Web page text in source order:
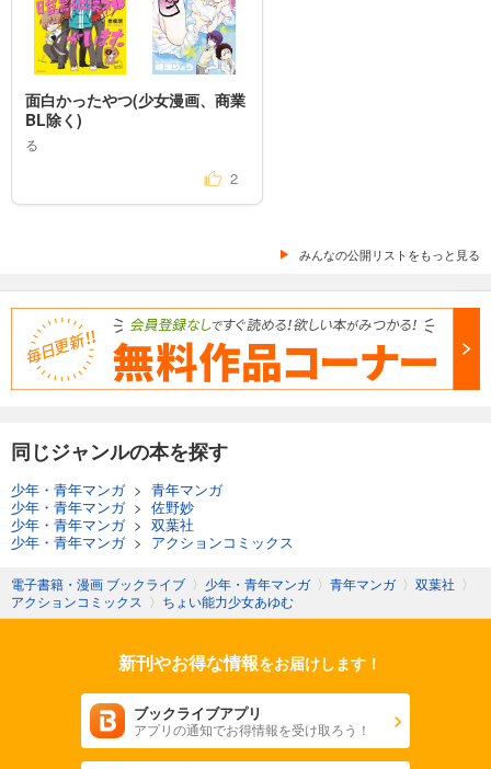
面白かったやつ(少女漫画、商業
BL除く)
る
2
みんなの公開リストをもっと見る
同じジャンルの本を探す
少年・青年マンガ> 青年マンガ
少年・青年マンガ> 佐野妙
少年・青年マンガ> 双葉社
少年・青年マンガ> アクションコミックス
電子書籍・漫画 ブックライブ 〉 少年・青年マンガ 〉 青年マンガ 〉 双葉社 〉
アクションコミックス 〉 ちょい能力少女あゆむ
新刊やお得な情報をお届けします！
ブックライブアプリ
アプリの通知でお得情報を受け取ろう！